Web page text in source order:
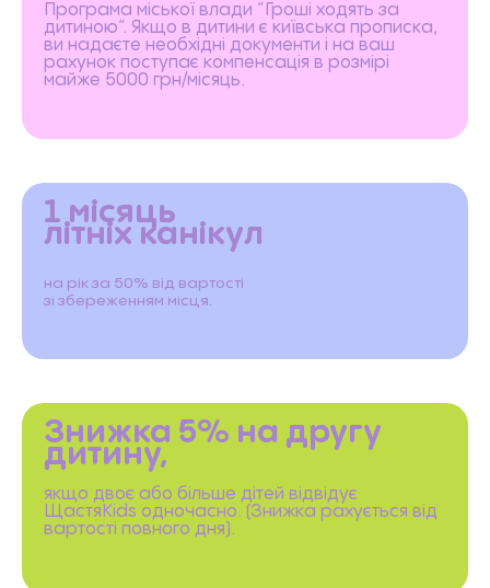
Програма міської влади “Гроші ходять за
дитиною”. Якщо в дитини є київська прописка,
ви надаєте необхідні документи і на ваш
рахунок поступає компенсація в розмірі
майже 5000 грн/місяць.
1 місяць
літніх канікул
на рік за 50% від вартості
зі збереженням місця.
Знижка 5% на другу
дитину,
якщо двоє або більше дітей відвідує
ЩастяKids одночасно. (Знижка рахується від
вартості повного дня).